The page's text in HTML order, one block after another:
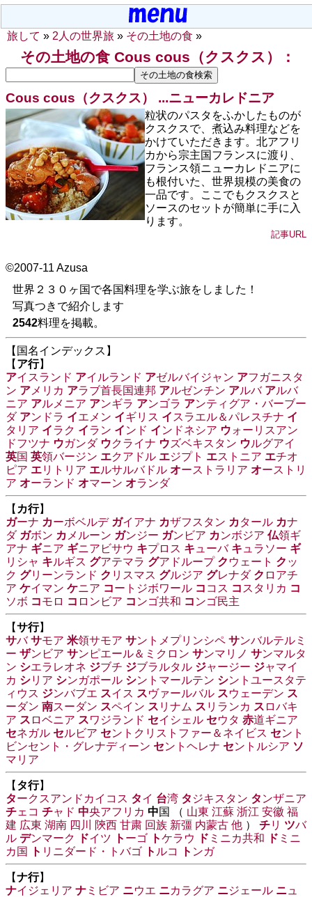
旅して » 2人の世界旅 » その土地の食 »
その土地の食 Cous cous（クスクス）：
世界２３０ヶ国で各国料理を学ぶ旅をしました！
写真つきで紹介します
2542料理を掲載。
【国名インデックス】
【 ア行】
アイスランド アイルランド アゼルバイジャン アフガニスタ
ン ア メリカ アラブ首長国連邦 アルゼンチン アルバ アルバ
ニア アルメニア アンギラ アンゴラ アンティグア・バーブー
ダ アンドラ イエメン イギリス イ スラエル＆パレスチナ イ
タリア イラク イラン イ ンド イ ンドネシア ウ ォーリスアン
ドフツナ ウガンダ ウクライナ ウズベキスタン ウルグアイ
英国 英領バージン エクアドル エジプト エストニア エチオ
ピア エリトリア エルサルバドル オーストラリア オーストリ
ア オーランド オマーン オランダ
【 カ行】
ガーナ カーボベルデ ガイアナ カザフスタン カタール カナ
ダ ガボン カ メルーン ガンジー ガンビア カンボジア 仏領ギ
アナ ギニア ギニアビサウ キプロス キ ューバ キ ュラソー ギ
リシャ キルギス グアテマラ グアドループ ク ウェート ク ッ
ク グリーンランド ク リスマス グルジア グレナダ ク ロアチ
ア ケイマン ケニア コートジボワール コ コス コ スタリカ コ
ソボ コモロ コ ロンビア コ ンゴ共和 コ ンゴ民主
【サ行】
サバ サモア 米領サモア サントメプリンシペ サンバルテルミ
ー ザンビア サンピエール＆ミクロン サンマリノ サンマルタ
ン シエラレオネ ジブチ ジブラルタル ジャージー ジャマイ
カ シリア シンガポール シントマールテン シントユースタテ
ィウス ジンバブエ スイス スヴァールバル スウェーデン ス
ーダン 南スーダン スペイン ス リナム ス リランカ ス ロバキ
ア ス ロベニア スワジランド セイシェル セウタ 赤道ギニア
セネガル セルビア セントクリストファー＆ネイビス セント
ビンセント・グレナディーン セントヘレナ セントルシア ソ
マリア
【 タ行】
タークスアンドカイコス タイ 台湾 タ ジキスタン タ ンザニア
チェコ チャド 中央アフリカ 中国 （ 山東 江蘇 浙江 安徽 福
建 広東 湖南 四川 陝西 甘粛 回族 新彊 内蒙古 他 ） チリ ツバ
ル デンマーク ドイツ ト ーゴ トケラウ ド ミニカ共和 ド ミニ
カ国
ト リニダード・トバゴ ト ルコ ト ンガ
【ナ行】
ナイジェリア ナ ミビア ニウエ ニカラグア ニジェール ニ ュ
Cous cous（クスクス） ...ニューカレドニア
粒状のパスタをふかしたものが
クスクスで、煮込み料理などを
かけていただきます。北アフリ
カから宗主国フランスに渡り、
フランス領ニューカレドニアに
も根付いた、世界規模の美食の
一品です。ここでもクスクスと
ソースのセットが簡単に手に入
ります。
記事URL
©2007-11 Azusa